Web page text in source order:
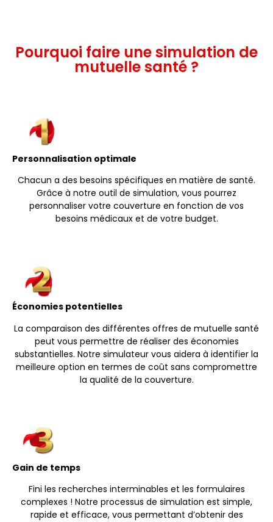
Pourquoi faire une simulation de
mutuelle santé ?
Personnalisation optimale
Chacun a des besoins spécifiques en matière de santé.
Grâce à notre outil de simulation, vous pourrez
personnaliser votre couverture en fonction de vos
besoins médicaux et de votre budget.
Économies potentielles
La comparaison des différentes offres de mutuelle santé
peut vous permettre de réaliser des économies
substantielles. Notre simulateur vous aidera à identifier la
meilleure option en termes de coût sans compromettre
la qualité de la couverture.
Gain de temps
Fini les recherches interminables et les formulaires
complexes ! Notre processus de simulation est simple,
rapide et efficace, vous permettant d’obtenir des